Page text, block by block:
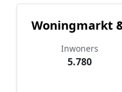
Woningmarkt
Inwoners
5.780